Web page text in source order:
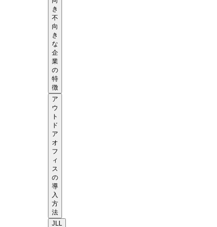
き
不
向
き
な
企
業
の
特
徴
ア
ウ
ト
ド
ア
オ
フ
ィ
ス
の
導
入
方
法
JLL